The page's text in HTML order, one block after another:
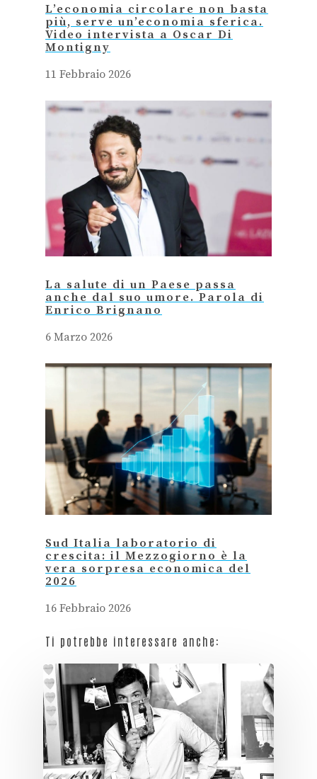
L’economia circolare non basta
più, serve un’economia sferica.
Video intervista a Oscar Di
Montigny
11 Febbraio 2026
La salute di un Paese passa
anche dal suo umore. Parola di
Enrico Brignano
6 Marzo 2026
Sud Italia laboratorio di
crescita: il Mezzogiorno è la
vera sorpresa economica del
2026
16 Febbraio 2026
Ti potrebbe interessare anche: